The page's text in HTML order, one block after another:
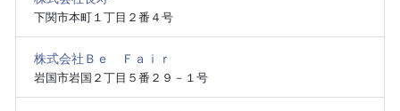
下関市本町１丁目２番４号
株式会社Ｂｅ Ｆａｉｒ
岩国市岩国２丁目５番２９－１号